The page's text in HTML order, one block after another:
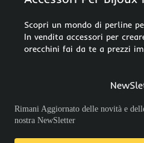
Scopri un mondo di perline
In vendita accessori per
orecchini fai da te a prezzi
Rimani Aggiornato delle novità e
nostra NewSletter